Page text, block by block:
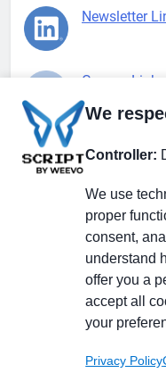
Newsletter
Gruppo
Pagina
X.com
Il Giornale delle PMI.
Testata giornalistica
registrata al Tribunale
We
Controller:
We use
proper
consent,
understand
offer you a
accept all
your
Privacy Policy